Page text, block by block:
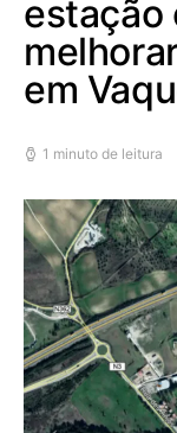
estação
em
1 minuto de leitura